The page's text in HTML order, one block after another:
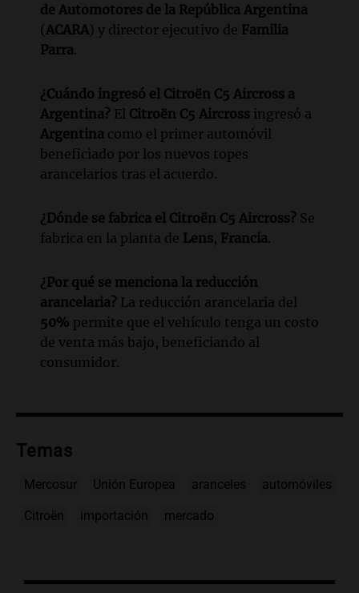
de Automotores de la República Argentina
(ACARA) y director ejecutivo de Familia
Parra.
¿Cuándo ingresó el Citroën C5 Aircross a
Argentina? El Citroën C5 Aircross ingresó a
Argentina como el primer automóvil
beneficiado por los nuevos topes
arancelarios tras el acuerdo.
¿Dónde se fabrica el Citroën C5 Aircross? Se
fabrica en la planta de Lens, Francia.
¿Por qué se menciona la reducción
arancelaria? La reducción arancelaria del
50% permite que el vehículo tenga un costo
de venta más bajo, beneficiando al
consumidor.
Temas
Mercosur Unión Europea aranceles automóviles
Citroën importación mercado